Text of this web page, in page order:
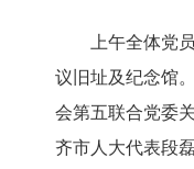
上午全体党
议旧址及纪念馆
会第五联合党委
齐市人大代表段